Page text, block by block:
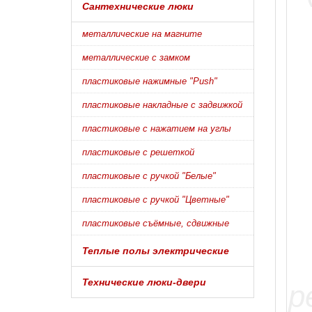
Сантехнические люки
металлические на магните
металлические с замком
пластиковые нажимные "Push"
пластиковые накладные с задвижкой
пластиковые с нажатием на углы
пластиковые с решеткой
пластиковые с ручкой "Белые"
пластиковые с ручкой "Цветные"
пластиковые съёмные, сдвижные
Теплые полы электрические
Технические люки-двери